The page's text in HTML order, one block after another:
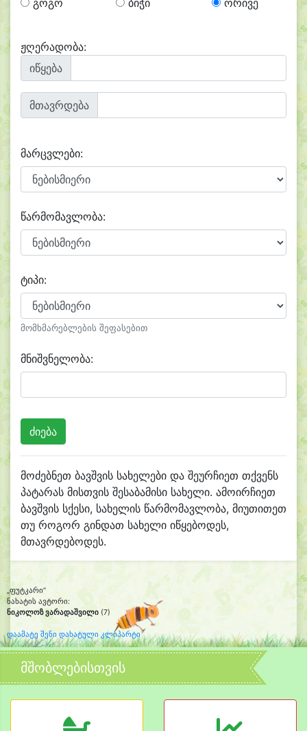
გოგო ბიჭი ორივე
ჟღერადობა:
იწყება
მთავრდება
მარცვლები:
წარმომავლობა:
ტიპი:
მომხმარებლების შეფასებით
მნიშვნელობა:
მოძებნეთ ბავშვის სახელები და შეურჩიეთ თქვენს
პატარას მისთვის შესაბამისი სახელი. ამოირჩიეთ
ბავშვის სქესი, სახელის წარმომავლობა, მიუთითეთ
თუ როგორ გინდათ სახელი იწყებოდეს,
მთავრდებოდეს.
„ფუტკარი“
ნახატის ავტორი:
ნიკოლოზ ვარადაშვილი (7)
დაამატე შენი დახატული კლიპარტი
მშობლებისთვის